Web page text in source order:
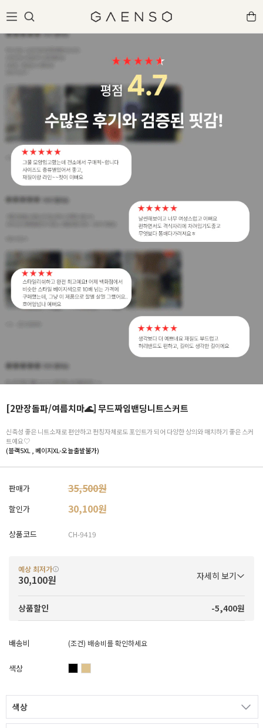
[2만장돌파/여름치마🌊] 무드짜임밴딩니트스커트
신축성 좋은 니트소재로 편안하고 펀칭자체로도 포인트가 되어 다양한 상의와 매치하기 좋은 스커
트예요♡
(블랙5XL , 베이지XL-오늘출발불가)
판매가 35,500원
할인가 30,100원
상품코드 CH-9419
예상 최저가
30,100원 자세히 보기
상품할인 -5,400원
배송비 (조건) 배송비를 확인하세요
색상
색상